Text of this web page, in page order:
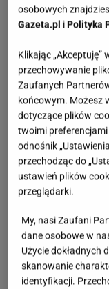
osobowych
Gazeta.pl iPolityka
Klikając
przechowywanie
Zaufanych
końcowym. Możesz
dotyczące plików
twoimi
odnośnik
przechodząc do
ustawień plików
przeglądarki.
My, nasi Zaufani
dane osobowe w
Użycie dokładnych
skanowanie
identyfikacji.